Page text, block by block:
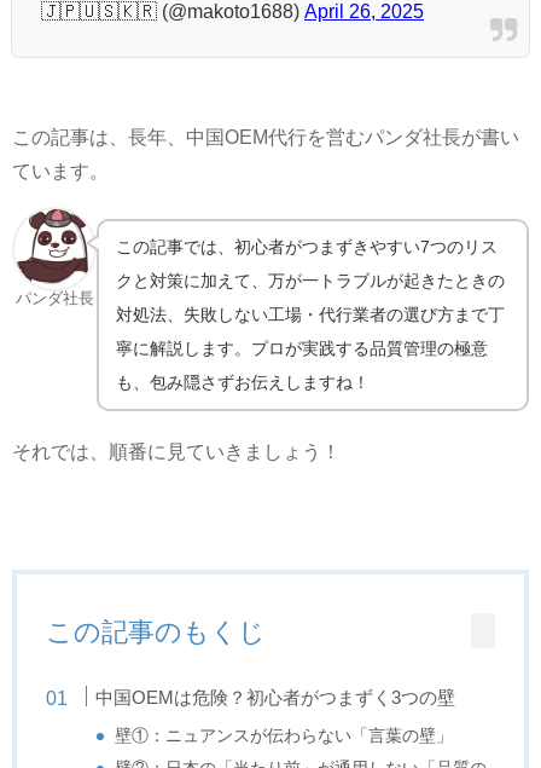
🇯🇵🇺🇸🇰🇷 (@makoto1688) April 26, 2025
この記事は、長年、中国OEM代行を営むパンダ社長が書い
ています。
パンダ社長
この記事では、初心者がつまずきやすい7つのリス
クと対策に加えて、万が一トラブルが起きたときの
対処法、失敗しない工場・代行業者の選び方まで丁
寧に解説します。プロが実践する品質管理の極意
も、包み隠さずお伝えしますね！
それでは、順番に見ていきましょう！
この記事のもくじ
中国OEMは危険？初心者がつまずく3つの壁
壁①：ニュアンスが伝わらない「言葉の壁」